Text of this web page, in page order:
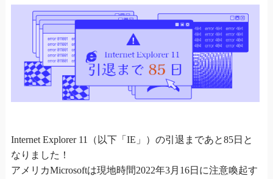
Internet Explorer 11（以下「IE」）の引退まであと85日と
なりました！
アメリカMicrosoftは現地時間2022年3月16日に注意喚起す